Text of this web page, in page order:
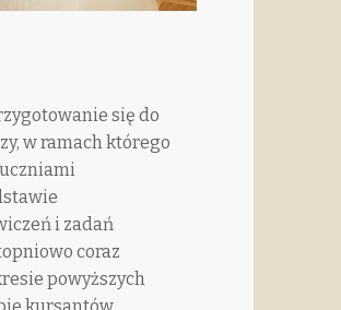
się do
w ramach którego
i zadań
coraz
powyższych